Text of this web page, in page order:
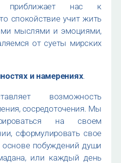
приближает нас к
спокойствие учит жить
мыслями и эмоциями,
от суеты мирских
и намерениях.
возможность
сосредоточения. Мы
на своем
сформулировать свое
основе побуждений души
или каждый день